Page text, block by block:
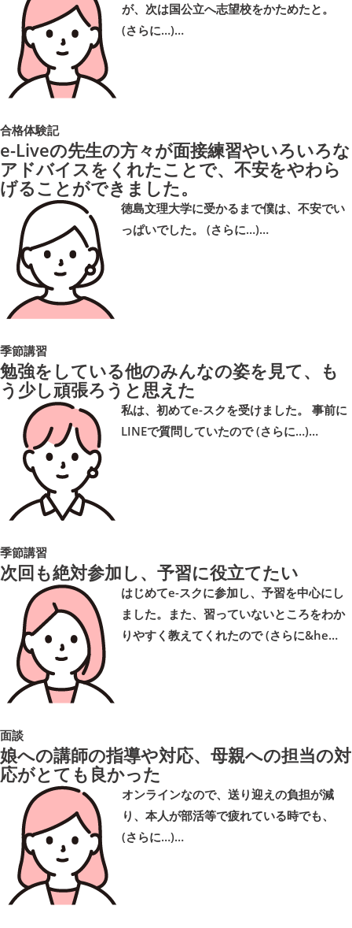
が、次は国公立へ志望校をかためたと。
(さらに…)…
合格体験記
e-Liveの先生の方々が面接練習やいろいろな
アドバイスをくれたことで、不安をやわら
げることができました。
徳島文理大学に受かるまで僕は、不安でい
っぱいでした。 (さらに…)…
季節講習
勉強をしている他のみんなの姿を見て、も
う少し頑張ろうと思えた
私は、初めてe-スクを受けました。 事前に
LINEで質問していたので (さらに…)…
季節講習
次回も絶対参加し、予習に役立てたい
はじめてe-スクに参加し、予習を中心にし
ました。また、習っていないところをわか
りやすく教えてくれたので (さらに&he…
面談
娘への講師の指導や対応、母親への担当の対
応がとても良かった
オンラインなので、送り迎えの負担が減
り、本人が部活等で疲れている時でも、
(さらに…)…